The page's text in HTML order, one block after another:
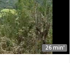
26 min'